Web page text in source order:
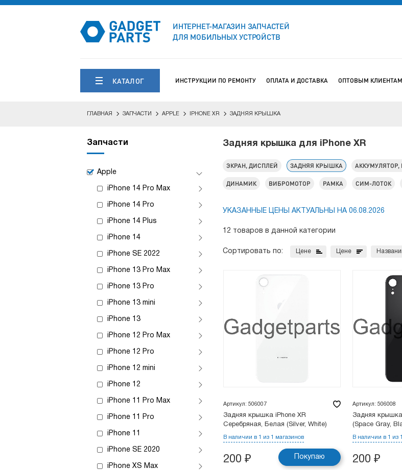
ИНТЕРНЕТ-МАГАЗИН ЗАПЧАСТЕЙ
ДЛЯ МОБИЛЬНЫХ УСТРОЙСТВ
КАТАЛОГ ИНСТРУКЦИИ ПО РЕМОНТУ ОПЛАТА И ДОСТАВКА ОПТОВЫМ КЛИЕНТАМ
ГЛАВНАЯ ЗАПЧАСТИ APPLE IPHONE XR ЗАДНЯЯ КРЫШКА
Запчасти
Apple
iPhone 14 Pro Max
iPhone 14 Pro
iPhone 14 Plus
iPhone 14
iPhone SE 2022
iPhone 13 Pro Max
iPhone 13 Pro
iPhone 13 mini
iPhone 13
iPhone 12 Pro Max
iPhone 12 Pro
iPhone 12 mini
iPhone 12
iPhone 11 Pro Max
iPhone 11 Pro
iPhone 11
iPhone SE 2020
iPhone XS Max
Задняя крышка для iPhone XR
ЭКРАН, ДИСПЛЕЙ ЗАДНЯЯ КРЫШКА АККУМУЛЯТОР,
ДИНАМИК ВИБРОМОТОР РАМКА СИМ-ЛОТОК
УКАЗАННЫЕ ЦЕНЫ АКТУАЛЬНЫ НА 06.08.2026
12 товаров в данной категории
Сортировать по: Цене Цене
Артикул: 506007
Задняя крышка iPhone XR
Серебряная, Белая (Silver, White)
В наличии в 1 из 1 магазинов
200 ₽ Покупаю
Артикул: 506008
Задняя
(Space Gray,
В наличии в 1 из
200 ₽